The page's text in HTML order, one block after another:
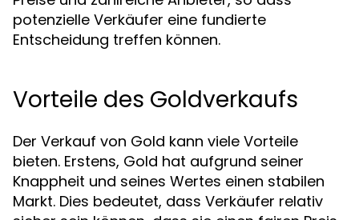
potenzielle Verkäufer eine fundierte
Entscheidung treffen können.
Vorteile des Goldverkaufs
Der Verkauf von Gold kann viele Vorteile
bieten. Erstens, Gold hat aufgrund seiner
Knappheit und seines Wertes einen stabilen
Markt. Dies bedeutet, dass Verkäufer relativ